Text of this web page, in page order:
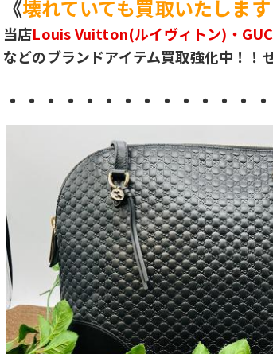
《壊れていても買取いたしま
当店Louis Vuitton(ルイヴィトン)・
などのブランドアイテム買取強化中！！
・・・・・・・・・・・・・